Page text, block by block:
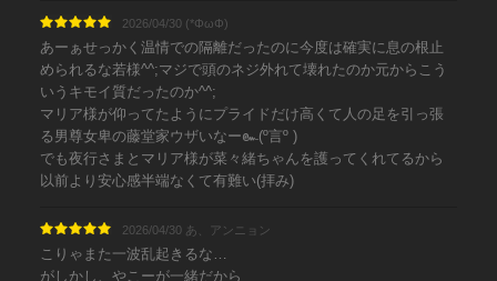
2026/04/30 (*ΦωΦ)
あーぁせっかく温情での隔離だったのに今度は確実に息の根止
められるな若様^^;マジで頭のネジ外れて壊れたのか元からこう
いうキモイ質だったのか^^;
マリア様が仰ってたようにプライドだけ高くて人の足を引っ張
る男尊女卑の藤堂家ウザいなー๛(º言º )
でも夜行さまとマリア様が菜々緒ちゃんを護ってくれてるから
以前より安心感半端なくて有難い(拝み)
2026/04/30 あ、アンニョン
こりゃまた一波乱起きるな…
がしかし、やこーが一緒だから